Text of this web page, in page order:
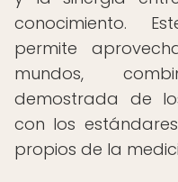
conocimiento.
permite
mundos,
demostrada de
con los
propios de la